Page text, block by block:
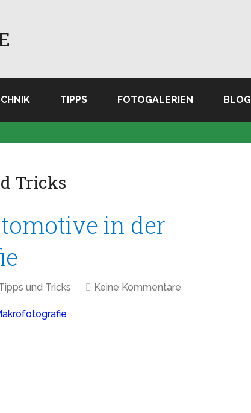
TIPPS FOTOGALERIEN BLOG
Tricks
in der
und Tricks Keine Kommentare